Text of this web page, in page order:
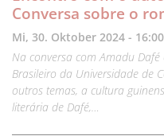
Conversa sobre o
Mi, 30. Oktober 2024 - 16:00
Na conversa com Amadu
Brasileiro da Universidade de
outros temas, a cultura
literária de Dafé,…